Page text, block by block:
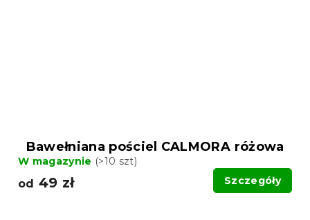
Bawełniana pościel CALMORA różowa
W magazynie (>10 szt)
od 49 zł Szczegóły